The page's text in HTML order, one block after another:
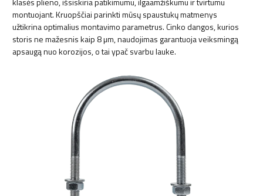
montuojant. Kruopščiai parinkti mūsų spaustukų matmenys
užtikrina optimalius montavimo parametrus. Cinko dangos, kurios
storis ne mažesnis kaip 8 µm, naudojimas garantuoja veiksmingą
apsaugą nuo korozijos, o tai ypač svarbu lauke.